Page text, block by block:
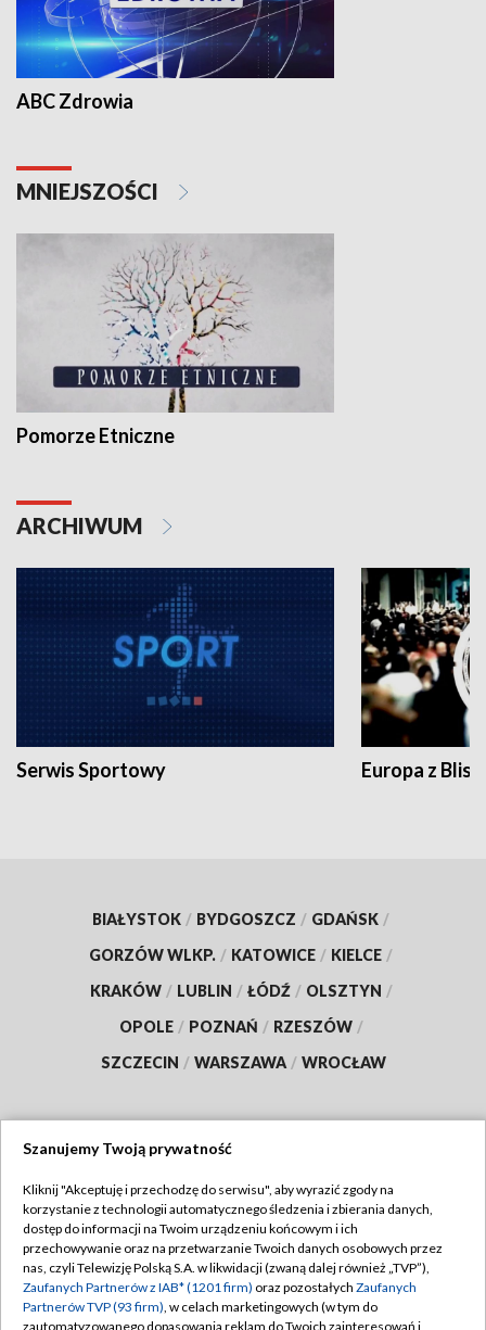
ABC Zdrowia
MNIEJSZOŚCI
Pomorze Etniczne
ARCHIWUM
Serwis Sportowy Europa z
BIAŁYSTOK / BYDGOSZCZ / GDAŃSK /
GORZÓW WLKP. / KATOWICE / KIELCE /
KRAKÓW / LUBLIN / ŁÓDŹ / OLSZTYN /
OPOLE / POZNAŃ / RZESZÓW /
SZCZECIN / WARSZAWA / WROCŁAW
TVP
Abonament TVP
Emisja w TVP
Centrum informacji TVP
Regulamin TVP
Polityka prywatności
Moje zgody
Szanujemy Twoją prywatność
Kliknij "Akceptuję i przechodzę do serwisu", aby wyrazić zgody na
korzystanie z technologii automatycznego śledzenia i zbierania danych,
dostęp do informacji na Twoim urządzeniu końcowym i ich
przechowywanie oraz na przetwarzanie Twoich danych osobowych przez
nas, czyli Telewizję Polską S.A. w likwidacji (zwaną dalej również „TVP”),
Zaufanych Partnerów z IAB* (1201 firm) oraz pozostałych Zaufanych
Partnerów TVP (93 firm), w celach marketingowych (w tym do
zautomatyzowanego dopasowania reklam do Twoich zainteresowań i